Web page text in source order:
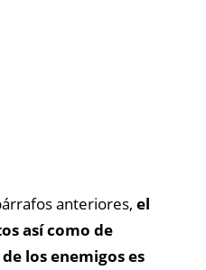
anteriores, el
así como de
los enemigos es